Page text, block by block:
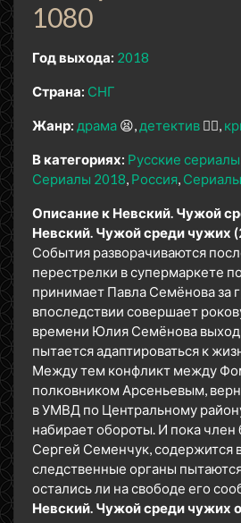
1080
Год выхода: 2018
Страна: СНГ
Жанр: драма 😫 детектив 🕵️‍♂️
В категориях: Русские сериалы
Сериалы 2018 Россия
Описание к Невский. Чужой
Невский. Чужой среди чужих
События разворачиваются
перестрелки в супермаркете
принимает Павла Семёнова за
впоследствии совершает
времени Юлия Семёнова
пытается адаптироваться к
Между тем конфликт между
полковником Арсеньевым,
в УМВД по Центральному
набирает обороты. И пока
Сергей Семенчук, содержится
следственные органы
остались ли на свободе его
Невский. Чужой среди чужих